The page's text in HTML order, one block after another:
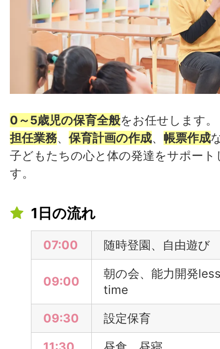
0～5歳児の保育全般をお任せします。
担任業務、保育計画の作成、 帳票作成
子どもたちの心と体の発達をサポー
す。
1日の流れ
07:00 随時登園、自由遊び
09:00
朝の会、能力開発
time
09:30
設定保育